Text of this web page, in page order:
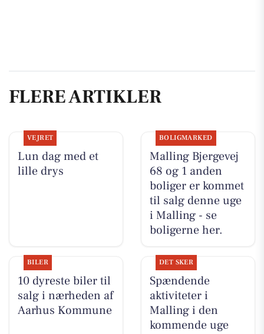
FLERE ARTIKLER
VEJRET
Lun dag med et
lille drys
BOLIGMARKED
Malling Bjergevej
68 og 1 anden
boliger er kommet
til salg denne uge
i Malling - se
boligerne her.
BILER
10 dyreste biler til
salg i nærheden af
Aarhus Kommune
DET SKER
Spændende
aktiviteter i
Malling i den
kommende uge